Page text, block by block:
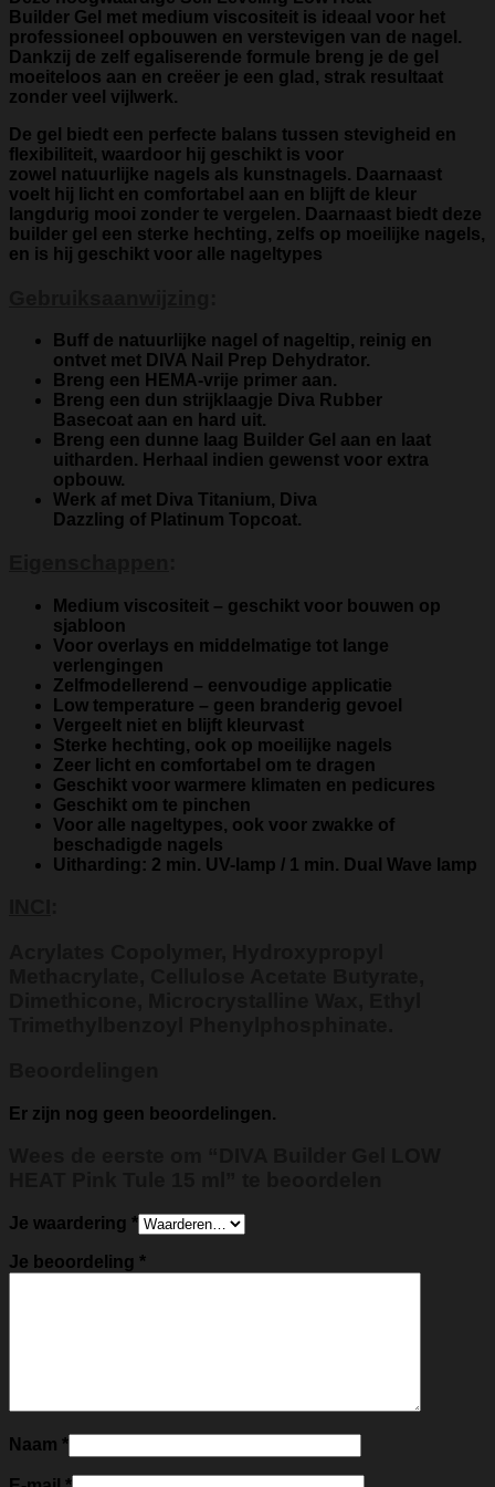
Builder Gel met medium viscositeit is ideaal voor het
professioneel opbouwen en verstevigen van de nagel.
Dankzij de zelf egaliserende formule breng je de gel
moeiteloos aan en creëer je een glad, strak resultaat
zonder veel vijlwerk.
De gel biedt een perfecte balans tussen stevigheid en
flexibiliteit, waardoor hij geschikt is voor
zowel natuurlijke nagels als kunstnagels. Daarnaast
voelt hij licht en comfortabel aan en blijft de kleur
langdurig mooi zonder te vergelen. Daarnaast biedt deze
builder gel een sterke hechting, zelfs op moeilijke nagels,
en is hij geschikt voor alle nageltypes
Buff de natuurlijke nagel of nageltip, reinig en
ontvet met DIVA Nail Prep Dehydrator.
Breng een HEMA-vrije primer aan.
Breng een dun strijklaagje Diva Rubber
Basecoat aan en hard uit.
Breng een dunne laag Builder Gel aan en laat
uitharden. Herhaal indien gewenst voor extra
opbouw.
Werk af met Diva Titanium, Diva
Dazzling of Platinum Topcoat.
Medium viscositeit – geschikt voor bouwen op
sjabloon
Voor overlays en middelmatige tot lange
verlengingen
Zelfmodellerend – eenvoudige applicatie
Low temperature – geen branderig gevoel
Vergeelt niet en blijft kleurvast
Sterke hechting, ook op moeilijke nagels
Zeer licht en comfortabel om te dragen
Geschikt voor warmere klimaten en pedicures
Geschikt om te pinchen
Voor alle nageltypes, ook voor zwakke of
beschadigde nagels
Uitharding: 2 min. UV-lamp / 1 min. Dual Wave lamp
Er zijn nog geen beoordelingen.
Je waardering *
Je beoordeling *
Naam *